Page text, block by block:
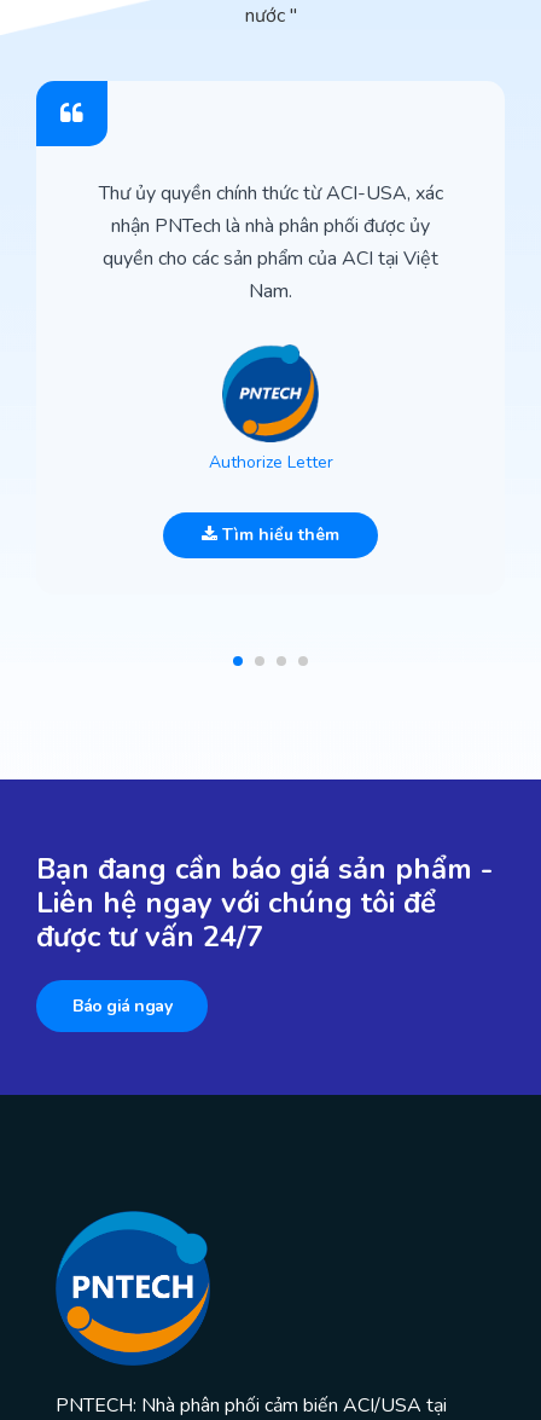
nước "
Thư ủy quyền chính thức từ ACI-USA, xác
nhận PNTech là nhà phân phối được ủy
quyền cho các sản phẩm của ACI tại Việt
Nam.
Authorize Letter
Tìm hiểu thêm
Bạn đang cần báo giá sản phẩm -
Liên hệ ngay với chúng tôi để
được tư vấn 24/7
Báo giá ngay
PNTECH: Nhà phân phối cảm biến ACI/USA tại